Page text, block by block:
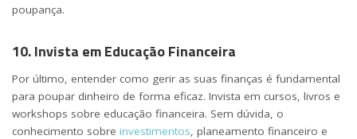
poupança.
10. Invista em Educação Financeira
Por último, entender como gerir as suas finanças é fundamental
para poupar dinheiro de forma eficaz. Invista em cursos, livros e
workshops sobre educação financeira. Sem dúvida, o
conhecimento sobre investimentos, planeamento financeiro e